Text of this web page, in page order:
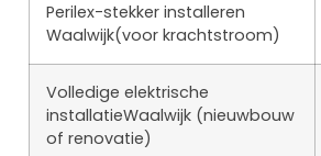
Perilex-stekker installeren
Waalwijk(voor krachtstroom)
Volledige elektrische
installatieWaalwijk (nieuwbouw
of renovatie)